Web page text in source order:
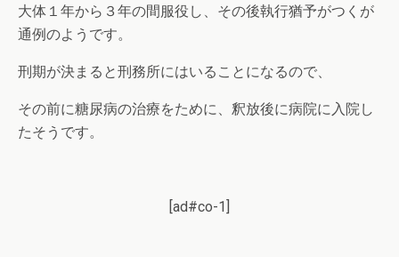
大体１年から３年の間服役し、その後執行猶予がつくが
通例のようです。
刑期が決まると刑務所にはいることになるので、
その前に糖尿病の治療をために、釈放後に病院に入院し
たそうです。
[ad#co-1]